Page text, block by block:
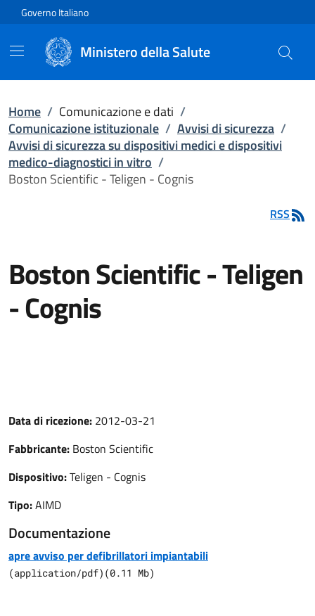
Vai direttamente al contenuto
Governo Italiano
Ministero della Salute
Home / Comunicazione e dati /
Comunicazione istituzionale / Avvisi di sicurezza /
Avvisi di sicurezza su dispositivi medici e dispositivi
medico-diagnostici in vitro /
Boston Scientific - Teligen - Cognis
RSS
Boston Scientific - Teligen
- Cognis
Data di ricezione: 2012-03-21
Fabbricante: Boston Scientific
Dispositivo:Teligen - Cognis
Tipo:AIMD
Documentazione
apre avviso per defibrillatori impiantabili
(application/pdf) (0.11 Mb)